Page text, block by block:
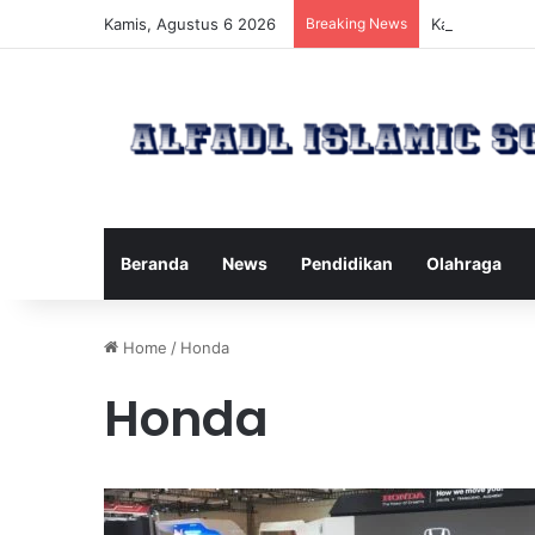
Kamis, Agustus 6 2026 Breaking News Kawanan
Beranda News Pendidikan Olahraga
Home / Honda
Honda